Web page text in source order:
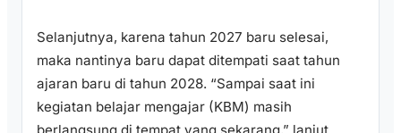
Selanjutnya, karena tahun 2027 baru selesai,
maka nantinya baru dapat ditempati saat tahun
ajaran baru di tahun 2028. “Sampai saat ini
kegiatan belajar mengajar (KBM) masih
berlangsung di tempat yang sekarang,” lanjut